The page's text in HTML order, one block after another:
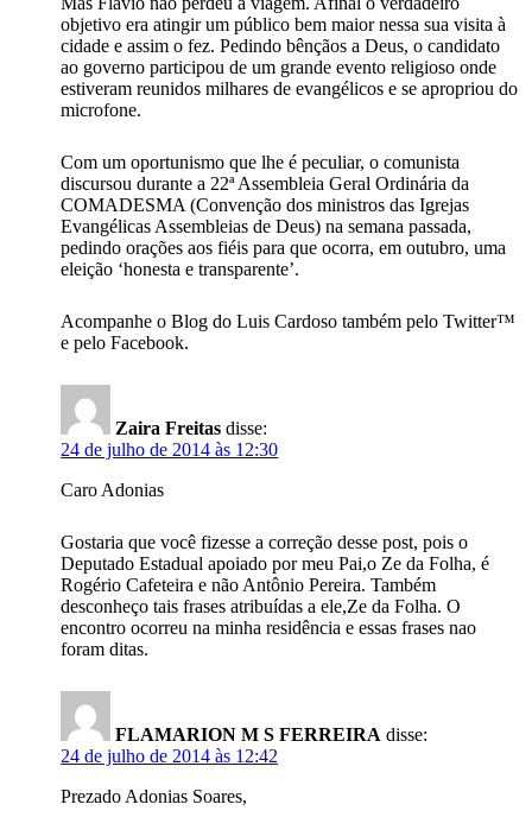
objetivo era atingir um público bem maior nessa sua visita à
cidade e assim o fez. Pedindo bênçãos a Deus, o candidato
ao governo participou de um grande evento religioso onde
estiveram reunidos milhares de evangélicos e se apropriou do
microfone.
Com um oportunismo que lhe é peculiar, o comunista
discursou durante a 22ª Assembleia Geral Ordinária da
COMADESMA (Convenção dos ministros das Igrejas
Evangélicas Assembleias de Deus) na semana passada,
pedindo orações aos fiéis para que ocorra, em outubro, uma
eleição ‘honesta e transparente’.
Acompanhe o Blog do Luis Cardoso também pelo Twitter™
e pelo Facebook.
Zaira Freitas disse:
24 de julho de 2014 às 12:30
Caro Adonias
Gostaria que você fizesse a correção desse post, pois o
Deputado Estadual apoiado por meu Pai,o Ze da Folha, é
Rogério Cafeteira e não Antônio Pereira. Também
desconheço tais frases atribuídas a ele,Ze da Folha. O
encontro ocorreu na minha residência e essas frases nao
foram ditas.
FLAMARION M S FERREIRA disse:
24 de julho de 2014 às 12:42
Prezado Adonias Soares,